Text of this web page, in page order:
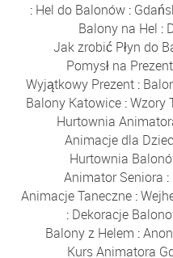
: Hel do Balonów:
Balony na Hel :
Jak zrobić Płyn do
Pomysł na Prezent
Wyjątkowy Prezent:
Balony Katowice:Wzory
Hurtownia
Animacje dla
Hurtownia
Animator Seniora :
Animacje Taneczne :
: Dekoracje
Balony z Helem :
Kurs Animatora